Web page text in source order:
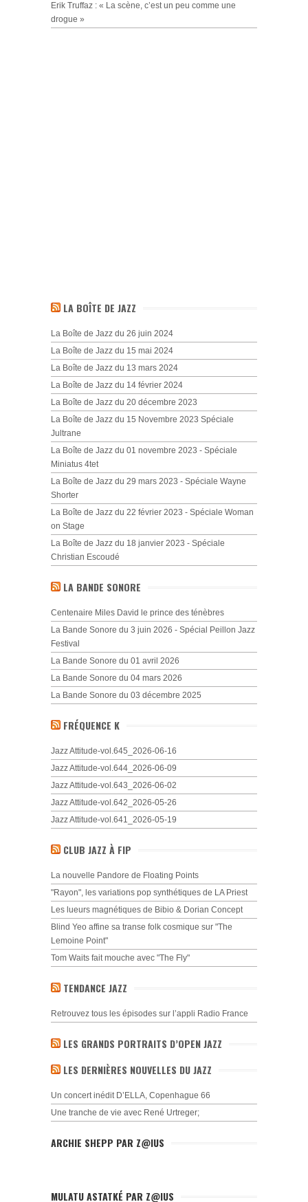
Erik Truffaz : « La scène, c’est un peu comme une
drogue »
LA BOÎTE DE JAZZ
La Boîte de Jazz du 26 juin 2024
La Boîte de Jazz du 15 mai 2024
La Boîte de Jazz du 13 mars 2024
La Boîte de Jazz du 14 février 2024
La Boîte de Jazz du 20 décembre 2023
La Boîte de Jazz du 15 Novembre 2023 Spéciale
Jultrane
La Boîte de Jazz du 01 novembre 2023 - Spéciale
Miniatus 4tet
La Boîte de Jazz du 29 mars 2023 - Spéciale Wayne
Shorter
La Boîte de Jazz du 22 février 2023 - Spéciale Woman
on Stage
La Boîte de Jazz du 18 janvier 2023 - Spéciale
Christian Escoudé
LA BANDE SONORE
Centenaire Miles David le prince des ténèbres
La Bande Sonore du 3 juin 2026 - Spécial Peillon Jazz
Festival
La Bande Sonore du 01 avril 2026
La Bande Sonore du 04 mars 2026
La Bande Sonore du 03 décembre 2025
FRÉQUENCE K
Jazz Attitude-vol.645_2026-06-16
Jazz Attitude-vol.644_2026-06-09
Jazz Attitude-vol.643_2026-06-02
Jazz Attitude-vol.642_2026-05-26
Jazz Attitude-vol.641_2026-05-19
CLUB JAZZ À FIP
La nouvelle Pandore de Floating Points
"Rayon", les variations pop synthétiques de LA Priest
Les lueurs magnétiques de Bibio & Dorian Concept
Blind Yeo affine sa transe folk cosmique sur "The
Lemoine Point"
Tom Waits fait mouche avec "The Fly"
TENDANCE JAZZ
Retrouvez tous les épisodes sur l’appli Radio France
LES GRANDS PORTRAITS D’OPEN JAZZ
LES DERNIÈRES NOUVELLES DU JAZZ
Un concert inédit D’ELLA, Copenhague 66
Une tranche de vie avec René Urtreger;
ARCHIE SHEPP PAR Z@IUS
MULATU ASTATKÉ PAR Z@IUS